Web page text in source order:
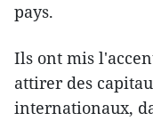
pays.
Ils ont mis
attirer des
internationaux,